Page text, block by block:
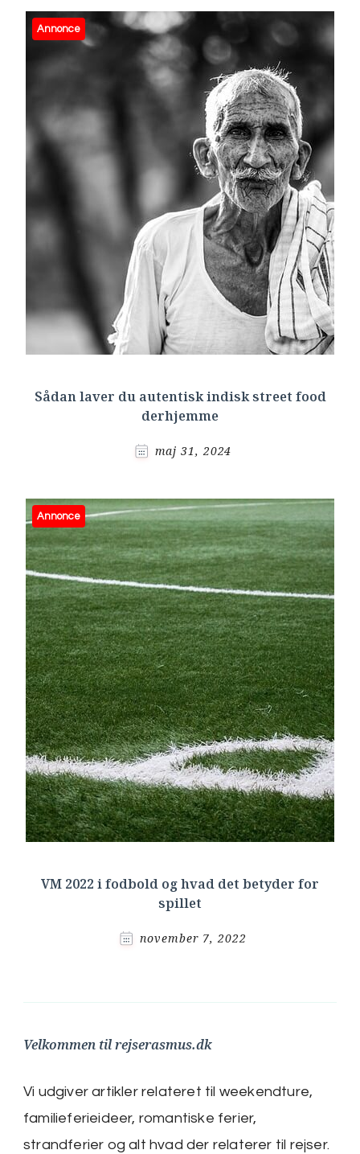
Annonce
Sådan laver du autentisk indisk street food
derhjemme
maj 31, 2024
Annonce
VM 2022 i fodbold og hvad det betyder for
spillet
november 7, 2022
Velkommen til rejserasmus.dk
Vi udgiver artikler relateret til weekendture,
familieferieideer, romantiske ferier,
strandferier og alt hvad der relaterer til rejser.